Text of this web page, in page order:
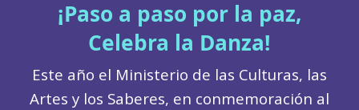
¡Paso a paso por la paz,
Celebra la Danza!
Este año el Ministerio de las Culturas, las
Artes y los Saberes, en conmemoración al